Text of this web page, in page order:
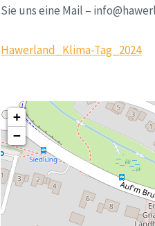
Sie uns eine Mail –
Hawerland_Klima-Tag_2024
+
−